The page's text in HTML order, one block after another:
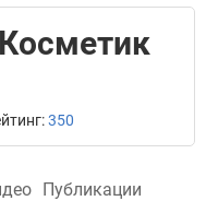
350
Публикации